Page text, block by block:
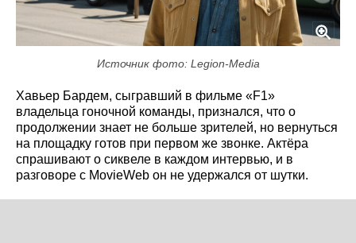
Источник фото: Legion-Media
Хавьер Бардем, сыгравший в фильме «F1»
владельца гоночной команды, признался, что о
продолжении знает не больше зрителей, но вернуться
на площадку готов при первом же звонке. Актёра
спрашивают о сиквеле в каждом интервью, и в
разговоре с MovieWeb он не удержался от шутки.